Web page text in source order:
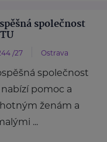
společnost
/27 Ostrava
společnost
pomoc a
ženám a
...